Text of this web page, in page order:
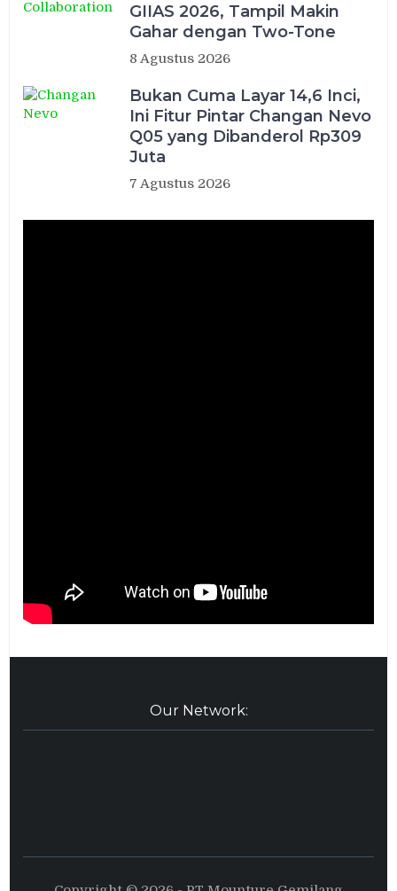
GIIAS 2026, Tampil Makin
Gahar dengan Two-Tone
8 Agustus 2026
Bukan Cuma Layar 14,6 Inci,
Ini Fitur Pintar Changan Nevo
Q05 yang Dibanderol Rp309
Juta
7 Agustus 2026
Our Network: